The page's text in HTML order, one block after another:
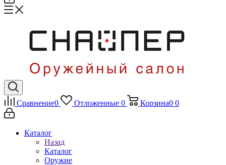
Сравнение0 Отложенные 0 Корзина0 0
Каталог
Назад
Каталог
Оружие